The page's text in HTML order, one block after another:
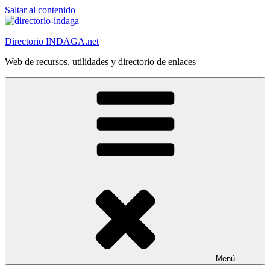
Saltar al contenido
Directorio INDAGA.net
Web de recursos, utilidades y directorio de enlaces
Menú